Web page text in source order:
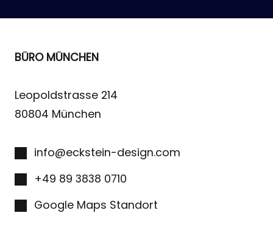
BÜRO MÜNCHEN
Leopoldstrasse 214
80804 München
info@eckstein-design.com
+49 89 3838 0710
Google Maps Standort